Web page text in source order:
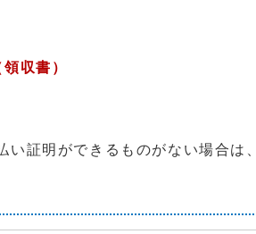
収書）
ができるものがない場合は、